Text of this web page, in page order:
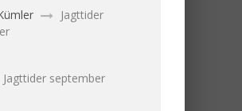
Jagttider
Jagttider september